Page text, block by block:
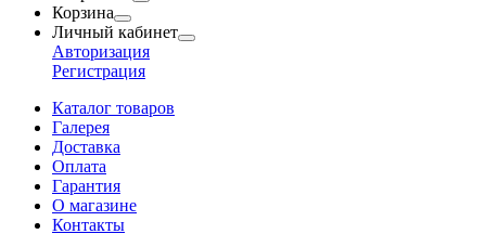
Корзина
Личный кабинет
Авторизация
Регистрация
Каталог товаров
Галерея
Доставка
Оплата
Гарантия
О магазине
Контакты